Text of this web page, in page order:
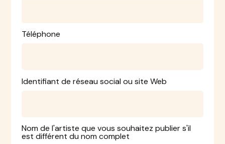
Téléphone
Identifiant de réseau social ou site Web
Nom de l'artiste que vous souhaitez publier s'il
est différent du nom complet